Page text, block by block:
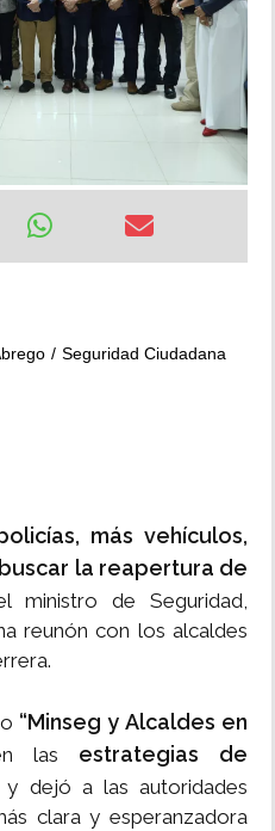
Seguridad Ciudadana
más vehículos,
la reapertura de
ministro de Seguridad,
reunón con los alcaldes
“Minseg y Alcaldes en
las estrategias de
y dejó a las autoridades
clara y esperanzadora